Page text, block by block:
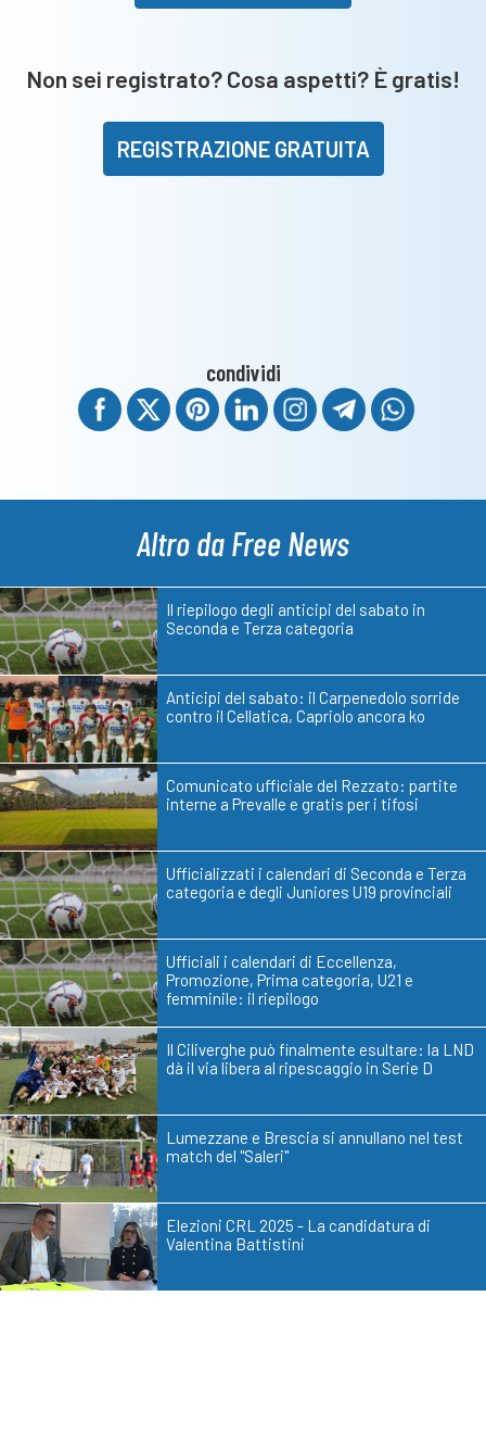
Non sei registrato? Cosa aspetti? È gratis!
REGISTRAZIONE GRATUITA
condividi
Altro da Free News
Il riepilogo degli anticipi del sabato in
Seconda e Terza categoria
Anticipi del sabato: il Carpenedolo sorride
contro il Cellatica, Capriolo ancora ko
Comunicato ufficiale del Rezzato: partite
interne a Prevalle e gratis per i tifosi
Ufficializzati i calendari di Seconda e Terza
categoria e degli Juniores U19 provinciali
Ufficiali i calendari di Eccellenza,
Promozione, Prima categoria, U21 e
femminile: il riepilogo
Il Ciliverghe può finalmente esultare: la LND
dà il via libera al ripescaggio in Serie D
Lumezzane e Brescia si annullano nel test
match del "Saleri"
Elezioni CRL 2025 - La candidatura di
Valentina Battistini